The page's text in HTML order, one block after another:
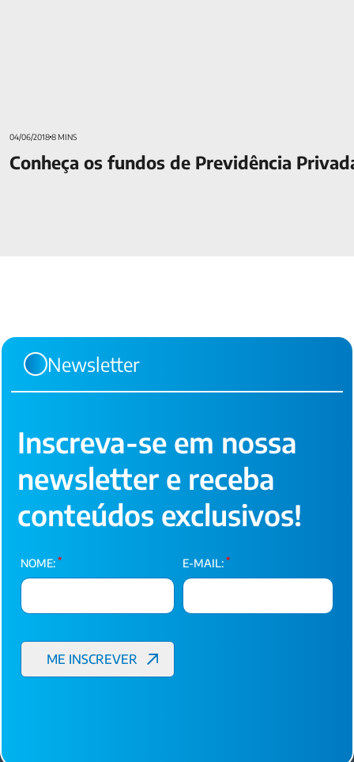
04/06/20188 MINS
Conheça os fundos de Previdência
Newsletter
Inscreva-se em nossa
newsletter e receba
conteúdos exclusivos!
NOME: * E-MAIL: *